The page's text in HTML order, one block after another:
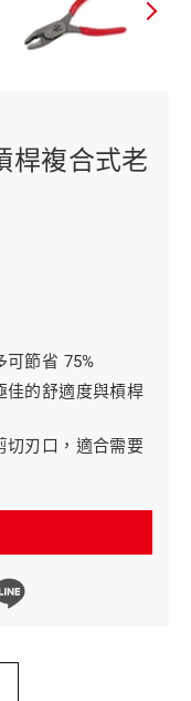
桿複合式老
可節省 75%
佳的舒適度與槓桿
切刃口，適合需要